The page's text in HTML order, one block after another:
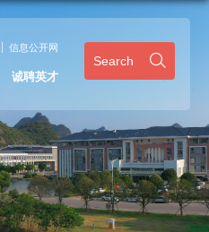
信息公开网
诚聘英才
Search